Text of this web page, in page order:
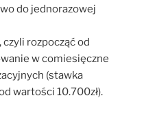
do jednorazowej
rozpocząć od
w comiesięczne
(stawka
wartości 10.700zł).